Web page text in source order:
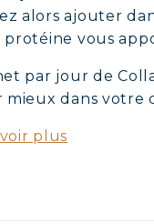
alors ajouter
vous
par jour de
mieux dans votre
plus